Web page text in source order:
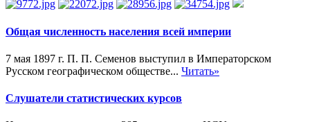
Общая численность населения всей империи
7 мая 1897 г. П. П. Семенов выступил в Императорском
Русском географическом обществе... Читать»
Слушатели статистических курсов